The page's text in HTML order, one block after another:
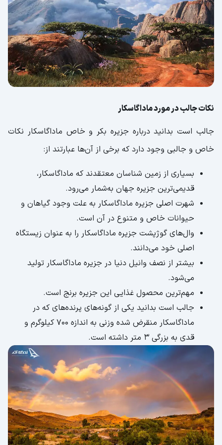
نکات جالب در مورد ماداگاسکار
جالب است بدانید درباره جزیره بکر و خاص ماداگاسکار نکات
خاص و جالبی وجود دارد که برخی از آن‌ها عبارتند از:
بسیاری از زمین شناسان معتقدند که ماداگاسکار،
قدیمی‌ترین جزیره جهان به‌شمار می‌رود.
شهرت اصلی جزیره ماداگاسکار به علت وجود گیاهان و
حیوانات خاص و متنوع در آن است‌.
وال‌های گوژپشت جزیره ماداگاسکار را به عنوان زیستگاه
اصلی خود می‌دانند.
بیشتر از نصف وانیل دنیا در جزیره ماداگاسکار تولید
می‌شود.
مهم‌ترین محصول غذایی این جزیره برنج است.
جالب است بدانید یکی از گونه‌های پرنده‌های که در
ماداگاسکار منقرض شده وزنی به اندازه 700 کیلوگرم و
قدی به بزرگی 3 متر داشته است.